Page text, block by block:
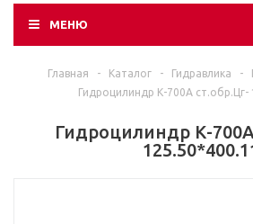
МЕНЮ
Главная - Каталог - Гидравлика -
Гидроцилиндр К-700А ст.обр.Цг-
Гидроцилиндр К-